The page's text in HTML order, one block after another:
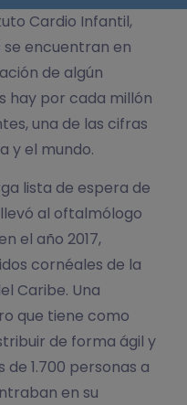
Cardio Infantil,
encuentran en
de algún
hay por cada millón
una de las cifras
y el mundo.
lista de espera de
al oftalmólogo
el año 2017,
cornéales de la
Caribe. Una
que tiene como
de forma ágil y
1.700 personas a
en su